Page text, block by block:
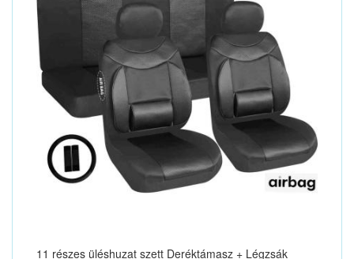
11 részes üléshuzat szett Deréktámasz + Légzsák